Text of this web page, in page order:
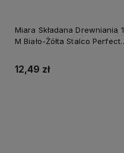
Miara Składana Drewniania 1
M Biało-Żółta Stalco Perfect
12,49 zł